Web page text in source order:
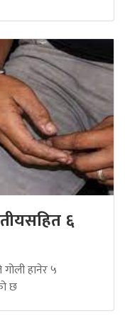
६
गोली हानेर ५
छ